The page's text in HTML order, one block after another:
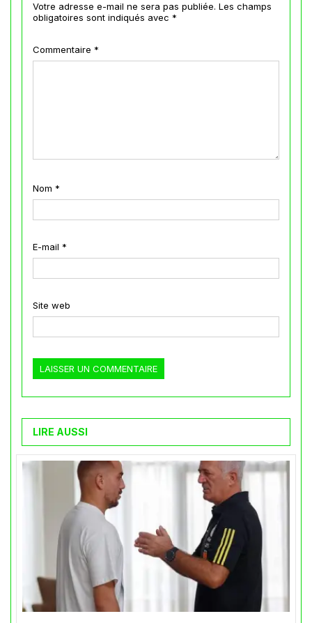
Votre adresse e-mail ne sera pas publiée. Les champs
obligatoires sont indiqués avec *
Commentaire *
Nom *
E-mail *
Site web
LIRE AUSSI